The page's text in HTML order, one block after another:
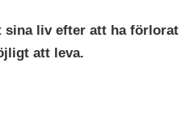
sina liv efter att ha förlorat
att leva.